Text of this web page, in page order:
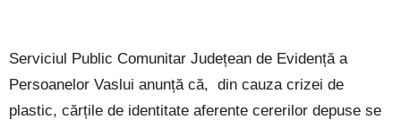
Serviciul Public Comunitar Județean de Evidență a
Persoanelor Vaslui anunță că, din cauza crizei de
plastic, cărțile de identitate aferente cererilor depuse se